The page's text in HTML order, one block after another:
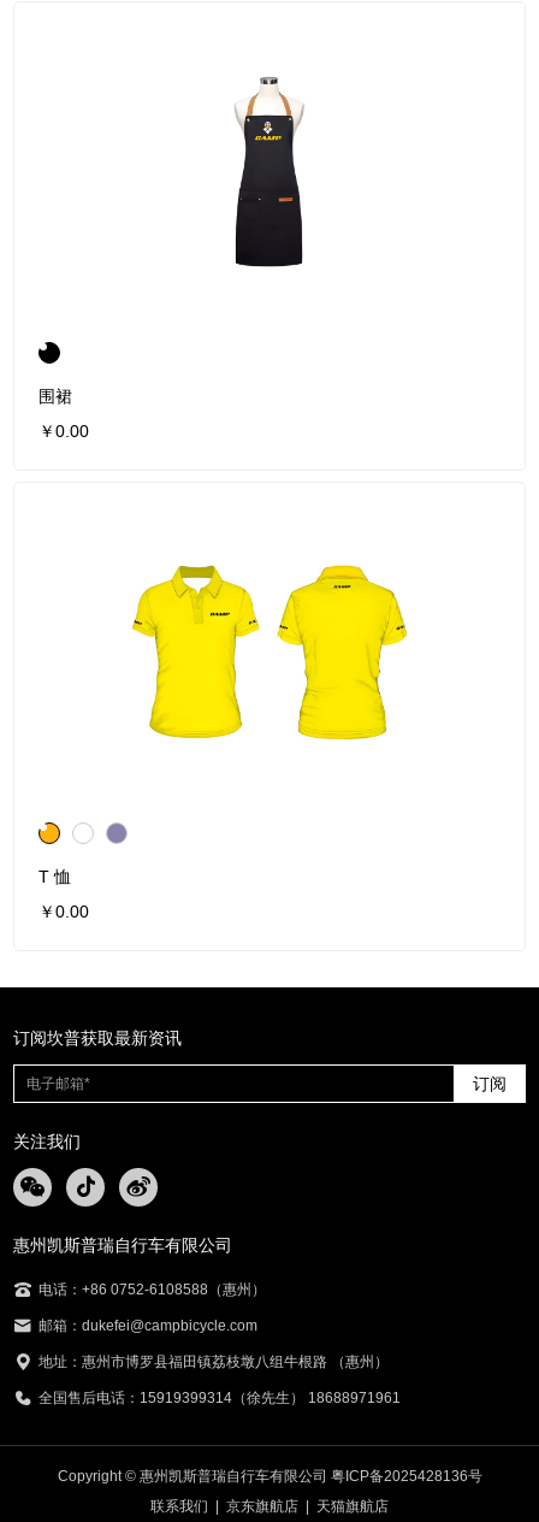
围裙
￥0.00
T 恤
￥0.00
订阅坎普获取最新资讯
订阅
关注我们
惠州凯斯普瑞自行车有限公司
电话：+86 0752-6108588（惠州）
邮箱：dukefei@campbicycle.com
地址：惠州市博罗县福田镇荔枝墩八组牛根路 （惠州）
全国售后电话：15919399314（徐先生） 18688971961
Copyright © 惠州凯斯普瑞自行车有限公司 粤ICP备2025428136号
联系我们
京东旗航店 天猫旗航店